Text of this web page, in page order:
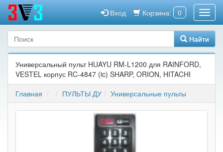
Корзина: 0
Вход
Найти
Универсальный пульт HUAYU RM-L1200 для RAINFORD,
VESTEL корпус RC-4847 (ic) SHARP, ORION, HITACHI
Главная
ПУЛЬТЫ ДУ Универсальные пульты